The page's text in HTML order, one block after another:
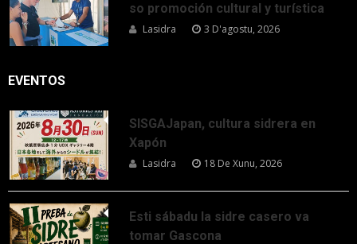
so promoción cultural y turística
Lasidra 3 D'agostu, 2026
EVENTOS
SISGAJapan, cultura sidrera en
Xapón
Lasidra 18 De Xunu, 2026
Esti sábadu la sidre casero va
tomar Gascona